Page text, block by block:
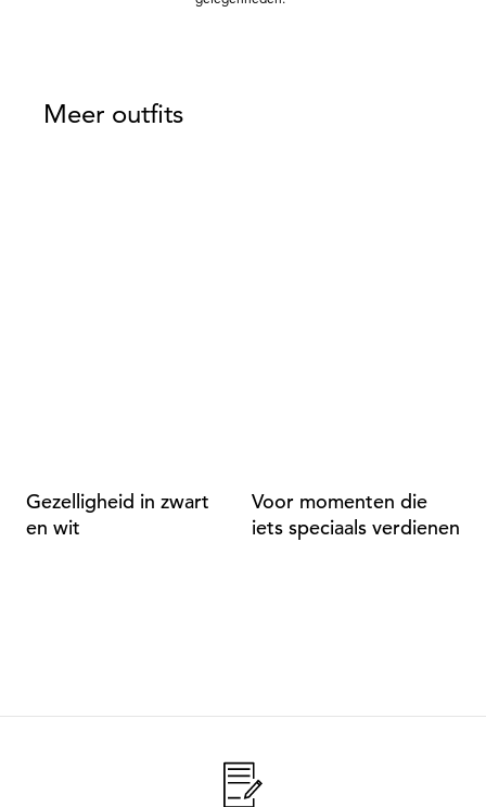
Meer outfits
Gezelligheid in zwart
en wit
Voor momenten die
iets speciaals verdienen